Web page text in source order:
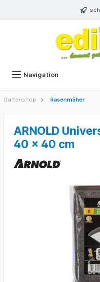
Navigation
Gartenshop Rasenmäher
ARNOLD
40 x 40 cm